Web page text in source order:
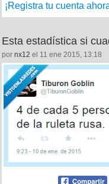
¡Registra tu cuenta
Esta estadística si
por nx12 el 11 ene 2015, 13:18